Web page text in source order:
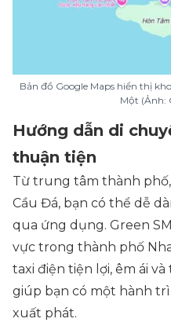
Bản đồ Google Maps hiển thị
Một (Ảnh:
Hướng dẫn di
thuận tiện
Từ trung tâm thành
Cầu Đá, bạn có thể dễ
qua ứng dụng. Green
vực trong thành phố
taxi điện tiện lợi, êm ái
giúp bạn có một hành
xuất phát.